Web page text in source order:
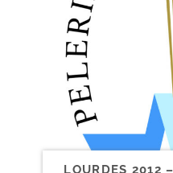
LOURDES 2012